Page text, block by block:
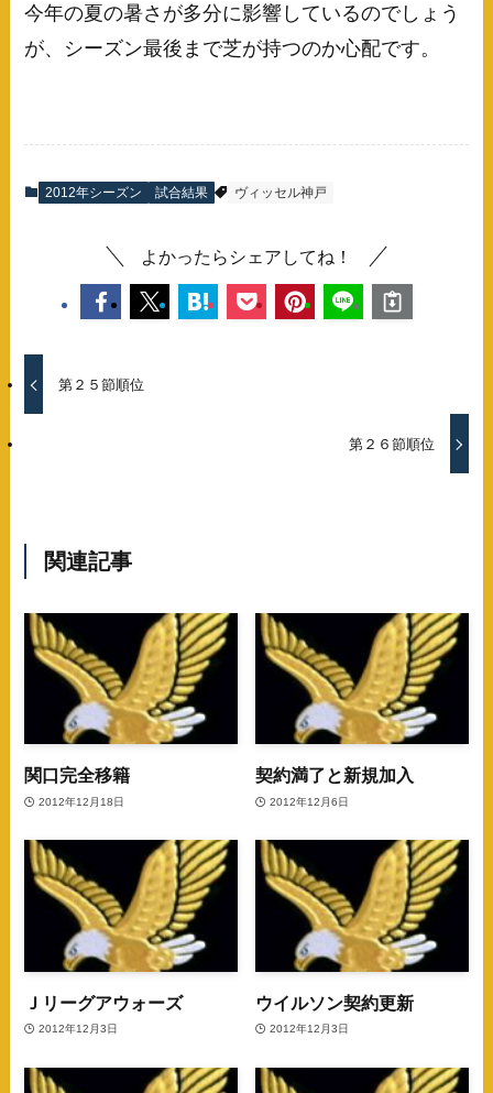
今年の夏の暑さが多分に影響しているのでしょう
が、シーズン最後まで芝が持つのか心配です。
2012年シーズン 試合結果 ヴィッセル神戸
よかったらシェアしてね！
第２５節順位
第２６節順位
関連記事
関口完全移籍
2012年12月18日
契約満了と新規加入
2012年12月6日
Ｊリーグアウォーズ
2012年12月3日
ウイルソン契約更新
2012年12月3日